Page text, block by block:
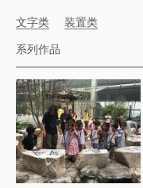
文字类 装置类
系列作品